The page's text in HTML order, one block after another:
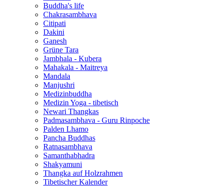
Buddha's life
Chakrasambhava
Citipati
Dakini
Ganesh
Grüne Tara
Jambhala - Kubera
Mahakala - Maitreya
Mandala
Manjushri
Medizinbuddha
Medizin Yoga - tibetisch
Newari Thangkas
Padmasambhava - Guru Rinpoche
Palden Lhamo
Pancha Buddhas
Ratnasambhava
Samanthabhadra
Shakyamuni
Thangka auf Holzrahmen
Tibetischer Kalender